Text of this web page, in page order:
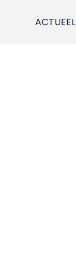
ACTUEEL